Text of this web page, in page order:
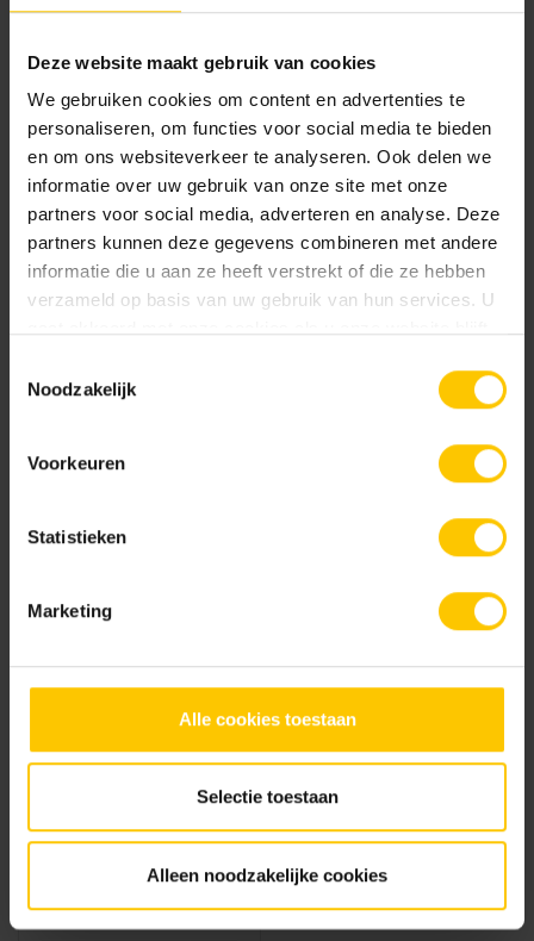
Deze website maakt gebruik van cookies
We gebruiken cookies om content en advertenties te
personaliseren, om functies voor social media te bieden
en om ons websiteverkeer te analyseren. Ook delen we
informatie over uw gebruik van onze site met onze
partners voor social media, adverteren en analyse. Deze
partners kunnen deze gegevens combineren met andere
informatie die u aan ze heeft verstrekt of die ze hebben
verzameld op basis van uw gebruik van hun services. U
Noodzakelijk
Voorkeuren
Statistieken
Marketing
Alle cookies toestaan
Selectie toestaan
Alleen noodzakelijke cookies
Entrée Mywood
Entrée Flow
Tuin
TwentyGres®
Entrée Ambiente
Tuin
Starter Crassana
Infra Tegels
GeoSteen®
GeoSteen®
GeoArdesia Alivo
Tuin